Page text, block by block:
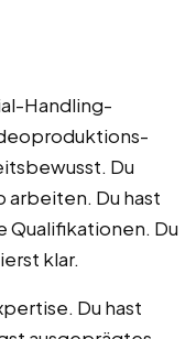
Handling-
Du
arbeiten. Du hast
Qualifikationen. Du
klar.
Du hast